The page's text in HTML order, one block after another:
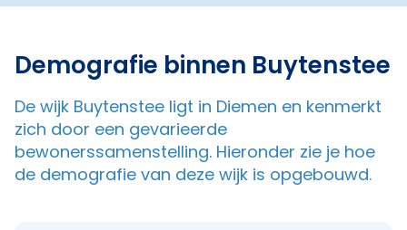
Demografie binnen Buytenstee
De wijk Buytenstee ligt in Diemen en kenmerkt
zich door een gevarieerde
bewonerssamenstelling. Hieronder zie je hoe
de demografie van deze wijk is opgebouwd.